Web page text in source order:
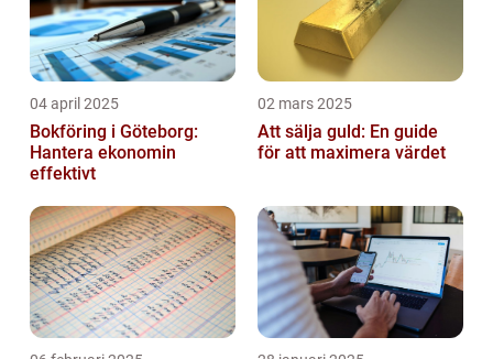
04 april 2025
Bokföring i Göteborg:
Hantera ekonomin
effektivt
02 mars 2025
Att sälja guld: En guide
för att maximera värdet